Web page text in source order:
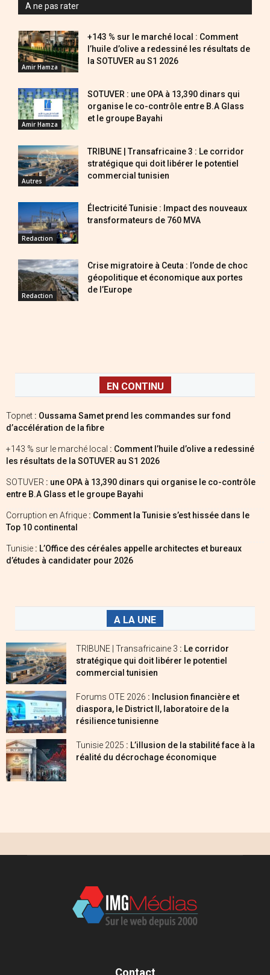
A ne pas rater
Amir Hamza
+143 % sur le marché local : Comment
l’huile d’olive a redessiné les résultats de
la SOTUVER au S1 2026
Amir Hamza
SOTUVER : une OPA à 13,390 dinars qui
organise le co-contrôle entre B.A Glass
et le groupe Bayahi
Autres
TRIBUNE | Transafricaine 3 : Le corridor
stratégique qui doit libérer le potentiel
commercial tunisien
Redaction
Électricité Tunisie : Impact des nouveaux
transformateurs de 760 MVA
Redaction
Crise migratoire à Ceuta : l’onde de choc
géopolitique et économique aux portes
de l’Europe
EN CONTINU
Topnet : Oussama Samet prend les commandes sur fond
d’accélération de la fibre
+143 % sur le marché local : Comment l’huile d’olive a redessiné
les résultats de la SOTUVER au S1 2026
SOTUVER : une OPA à 13,390 dinars qui organise le co-contrôle
entre B.A Glass et le groupe Bayahi
Corruption en Afrique : Comment la Tunisie s’est hissée dans le
Top 10 continental
Tunisie : L’Office des céréales appelle architectes et bureaux
d’études à candidater pour 2026
A LA UNE
TRIBUNE | Transafricaine 3 : Le corridor
stratégique qui doit libérer le potentiel
commercial tunisien
Forums OTE 2026 : Inclusion financière et
diaspora, le District II, laboratoire de la
résilience tunisienne
Tunisie 2025 : L’illusion de la stabilité face à la
réalité du décrochage économique
Contact